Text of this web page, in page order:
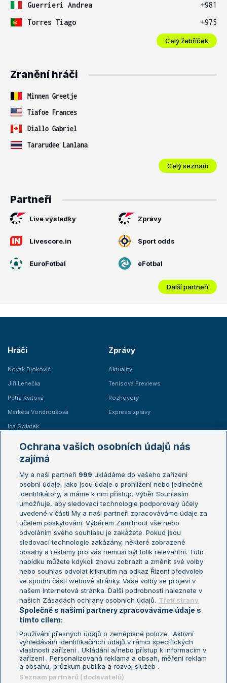
Guerrieri Andrea
+981
Torres Tiago
+975
Celý žebříček
Zranění hráči
Minnen Greetje
Tiafoe Frances
Diallo Gabriel
Tararudee Lanlana
Celý seznam
Partneři
Live výsledky Zprávy
Livescore.in Sport odds
EuroFotbal eFotbal
Další partneři
Hráči
Novak Djokovič
Jiří Lehečka
Petra Kvitová
Markéta Vondroušová
Iga Swiatek
Zprávy
Aktuality
Tenisová Previews
Rozhovory
Express zprávy
Žebříčky
Žebříček ATP (muži)
Žebříček WTA (ženy)
Sázkařský žebříček
Australian Open
French Open
Wimbledon
US Open
Turnaj mistrů
Turnaj mistryň
Aktualní trendy
Fotbalové přestupy
Livesport Daily
LS Prague Open
Podmínky užití
Nastavení soukromí
GDPR a žurnalistika
Reklama
Kontakt
Informace o zpracování osobních
údajů
Ochrana vašich osobních údajů nás
zajímá
My a naši partneři 999 ukládáme do vašeho zařízení
osobní údaje, jako jsou údaje o prohlížení nebo jedinečné
identifikátory, a máme k nim přístup. Výběr Souhlasím
umožňuje, aby sledovací technologie podporovaly účely
uvedené v části My a naši partneři zpracováváme údaje za
účelem poskytování. Výběrem Zamítnout vše nebo
odvoláním svého souhlasu je zakážete. Pokud jsou
sledovací technologie zakázány, některé zobrazené
obsahy a reklamy pro vás nemusí být tolik relevantní. Tuto
nabídku můžete kdykoli znovu zobrazit a změnit své volby
nebo souhlas odvolat kliknutím na odkaz Řízení předvoleb
ve spodní části webové stránky. Vaše volby se projeví v
našem Internetová stránka. Další podrobnosti naleznete v
našich Zásadách ochrany osobních údajů. Třetí strany
Společně s našimi partnery zpracováváme údaje s
tímto cílem:
Používání přesných údajů o zeměpisné poloze . Aktivní
vyhledávání identifikačních údajů v rámci specifických
vlastností zařízení . Ukládání a/nebo přístup k informacím v
zařízení . Personalizovaná reklama a obsah, měření reklam
a obsahu, průzkum publika a rozvoj služeb .
Seznam partnerů (dodavatelů)